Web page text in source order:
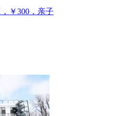
，￥300 ，亲子